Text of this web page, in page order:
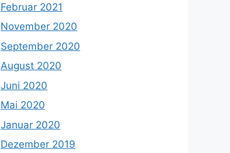
Februar 2021
November 2020
September 2020
August 2020
Juni 2020
Mai 2020
Januar 2020
Dezember 2019